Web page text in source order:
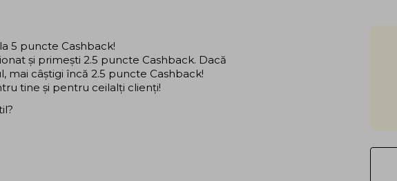
5 puncte Cashback!
și primești 2.5 puncte Cashback. Dacă
mai câștigi încă 2.5 puncte Cashback!
tine și pentru ceilalți clienți!